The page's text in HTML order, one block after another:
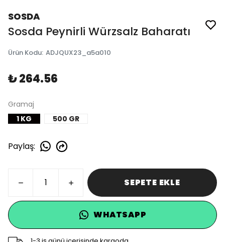
SOSDA
Sosda Peynirli Würzsalz Baharatı
Ürün Kodu: ADJQUX23_a5a010
₺ 264.56
Gramaj
1 KG
500 GR
Paylaş:
SEPETE EKLE
WHATSAPP